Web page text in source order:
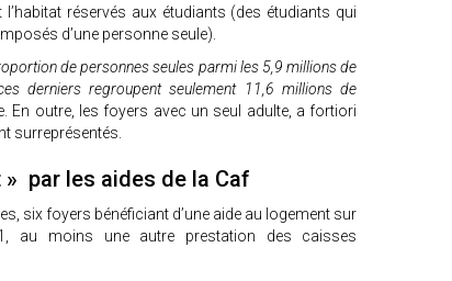
réservés aux étudiants (des étudiants qui
d’une personne seule).
de personnes seules parmi les 5,9 millions de
derniers regroupent seulement 11,6 millions de
En outre, les foyers avec un seul adulte, a fortiori
surreprésentés.
par les aides de la Caf
six foyers bénéficiant d’une aide au logement sur
au moins une autre prestation des caisses